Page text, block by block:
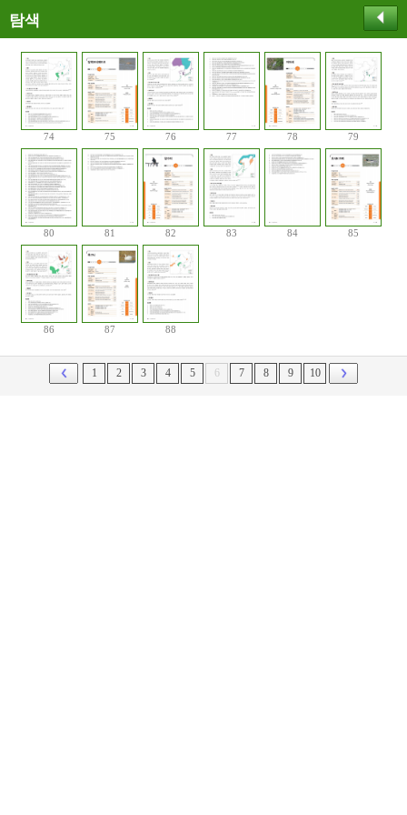
탐색
74 75 76 77 78 79
80 81 82 83 84 85
86 87 88
1 2 3 4 5 6 7 8 9 10